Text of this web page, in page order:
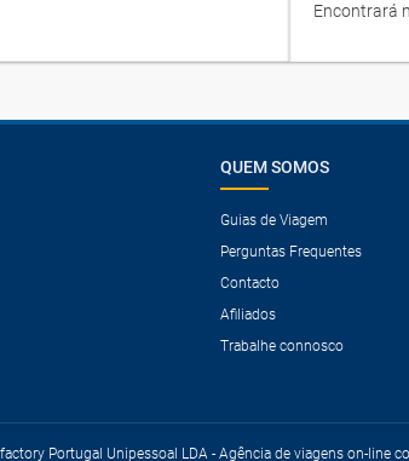
Encontrará
QUEM SOMOS
Guias de Viagem
Perguntas Frequentes
Contacto
Afiliados
Trabalhe connosco
Portugal Unipessoal LDA - Agência de viagens on-line